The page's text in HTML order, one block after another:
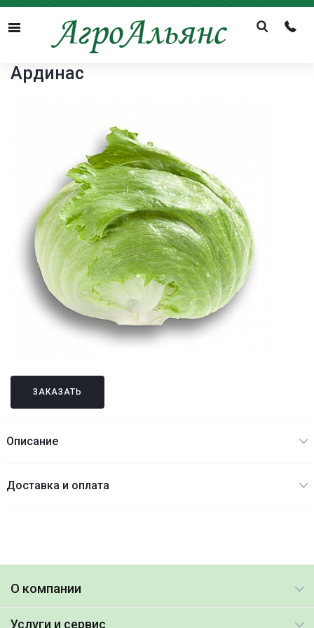
Menu
Ардинас
ЗАКАЗАТЬ
Описание
Доставка и оплата
О компании
Услуги и сервис